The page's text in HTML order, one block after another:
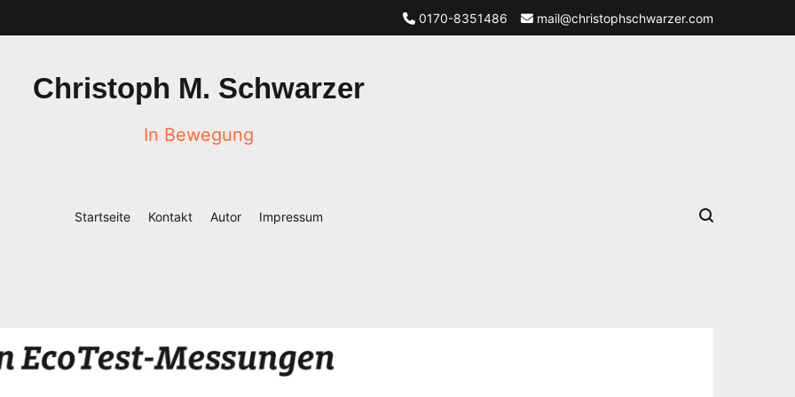
0170-8351486 mail@christophschwarzer.com
Christoph M. Schwarzer
In Bewegung
Startseite Kontakt Autor Impressum